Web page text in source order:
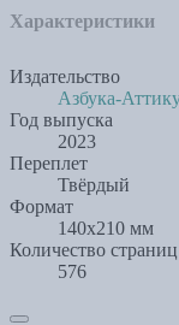
Характеристики
Издательство
Азбука-
Год выпуска
2023
Переплет
Твёрдый
Формат
140х210 мм
Количество страниц
576